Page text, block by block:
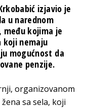
izjavio je
u narednom
među kojima je
koji nemaju
mogućnost da
penzije.
organizovanom
sa sela, koji